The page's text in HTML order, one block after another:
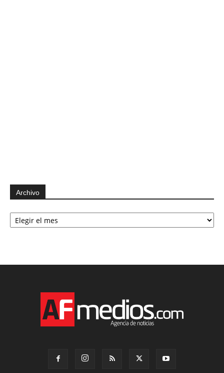
Archivo
Archivo